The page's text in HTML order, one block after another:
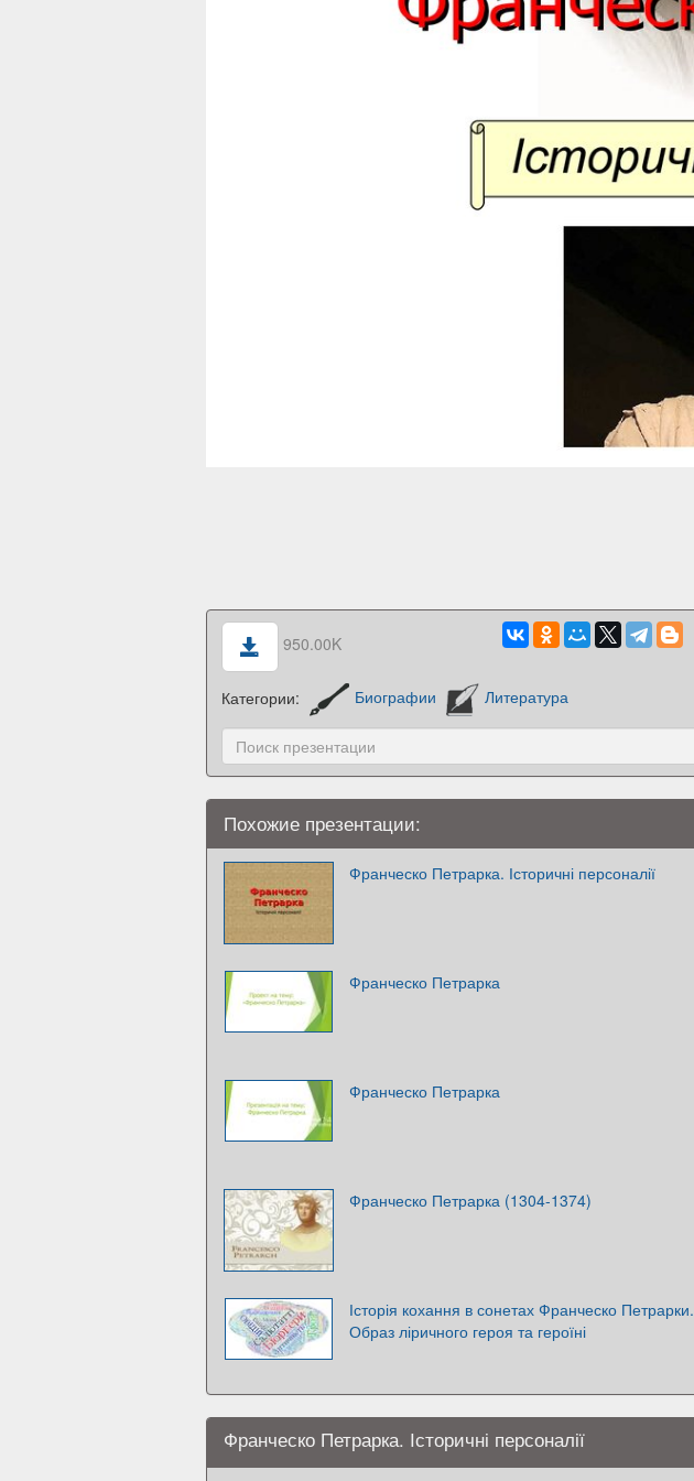
950.00K
Категории: Биографии Литература
Похожие презентации:
Франческо Петрарка. Історичні персоналії
Франческо Петрарка
Франческо Петрарка
Франческо Петрарка (1304-1374)
Історія кохання в сонетах Франческо Петрарки.
Образ ліричного героя та героїні
Франческо Петрарка. Історичні персоналії